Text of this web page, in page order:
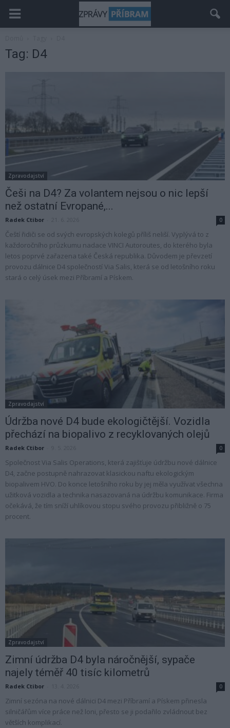
Tag: D4
Zpravodajství
Češi na D4? Za volantem nejsou o nic lepší
než ostatní Evropané,...
Radek Ctibor 0
Čeští řidiči se od svých evropských kolegů příliš neliší. Vyplývá to z
každoročního průzkumu nadace VINCI Autoroutes, do kterého byla
letos poprvé zařazena také Česká republika. Důvodem je převzetí
provozu dálnice D4 společností Via Salis, která se od letošního roku
stará o celý úsek mezi Příbramí a Pískem.
Zpravodajství
Údržba nové D4 bude ekologičtější. Vozidla
přechází na biopalivo z recyklovaných olejů
Radek Ctibor 0
Společnost Via Salis Operations, která zajišťuje údržbu nové dálnice
D4, začne postupně nahrazovat klasickou naftu ekologickým
biopalivem HVO. Do konce letošního roku by jej měla využívat všechna
užitková vozidla a technika nasazovaná na údržbu komunikace. Firma
očekává, že tím sníží uhlíkovou stopu svého provozu přibližně o 75
procent.
Zpravodajství
Zimní údržba D4 byla náročnější, sypače
najely téměř 40 tisíc kilometrů
Radek Ctibor 0
Zimní sezóna na nové dálnici D4 mezi Příbramí a Pískem přinesla
silničářům více práce než loni, přesto se ji podařilo zvládnout bez
větších komplikací.